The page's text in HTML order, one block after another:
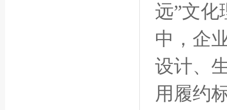
远”文化
中，企
设计、
用履约